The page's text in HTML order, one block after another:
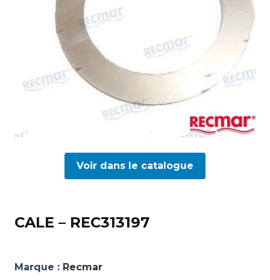
Voir dans le catalogue
CALE – REC313197
Marque : Recmar